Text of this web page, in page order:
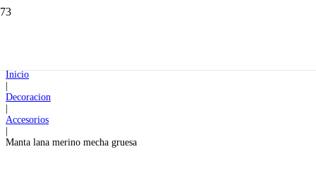
Inicio
|
Decoracion
|
Accesorios
|
Manta lana merino mecha gruesa